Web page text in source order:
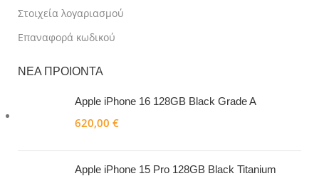
Στοιχεία λογαριασμού
Επαναφορά κωδικού
ΝΕΑ ΠΡΟΙΟΝΤΑ
Apple iPhone 16 128GB Black Grade A
620,00 €
Apple iPhone 15 Pro 128GB Black Titanium